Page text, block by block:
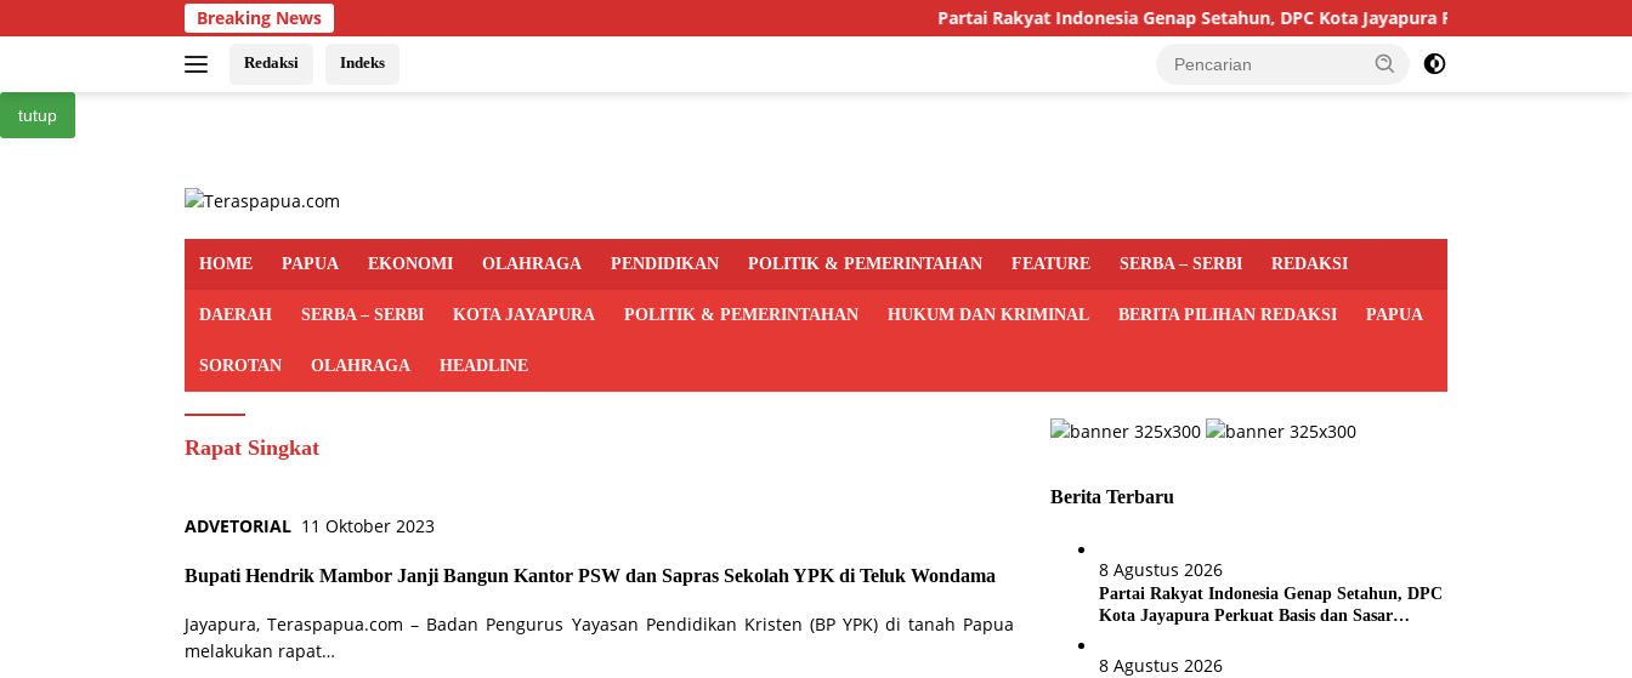
ke
Breaking News Partai Rakyat Indonesia Genap Setahun, DPC Kota Jayapura Perkuat Basis dan Sasar
Redaksi Indeks
tutup
HOME PAPUA EKONOMI OLAHRAGA PENDIDIKAN POLITIK & PEMERINTAHAN FEATURE SERBA – SERBI REDAKSI
DAERAH SERBA – SERBI KOTA JAYAPURA POLITIK & PEMERINTAHAN HUKUM DAN KRIMINAL BERITA PILIHAN REDAKSI PAPUA
SOROTAN OLAHRAGA HEADLINE
Rapat Singkat
ADVETORIAL 11 Oktober 2023
Bupati Hendrik Mambor Janji Bangun Kantor PSW dan Sapras Sekolah YPK di Teluk Wondama
Jayapura, Teraspapua.com – Badan Pengurus Yayasan Pendidikan Kristen (BP YPK) di tanah Papua
melakukan rapat…
Berita Terbaru
8 Agustus 2026
Partai Rakyat Indonesia Genap Setahun, DPC
Kota Jayapura Perkuat Basis dan Sasar
8 Agustus 2026